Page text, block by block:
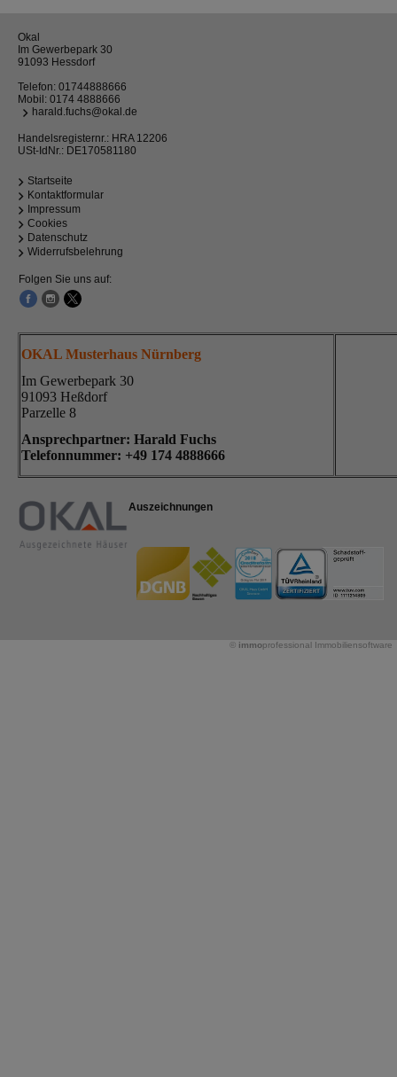
Okal
Im Gewerbepark 30
91093 Hessdorf
Telefon: 01744888666
Mobil: 0174 4888666
harald.fuchs@okal.de
Handelsregisternr.: HRA 12206
USt-IdNr.: DE170581180
Startseite
Kontaktformular
Impressum
Cookies
Datenschutz
Widerrufsbelehrung
Folgen Sie uns auf:
OKAL Musterhaus Nürnberg
Im Gewerbepark 30
91093 Heßdorf
Parzelle 8
Ansprechpartner: Harald Fuchs
Telefonnummer: +49 174 4888666
Auszeichnungen
© immoprofessional Immobiliensoftware